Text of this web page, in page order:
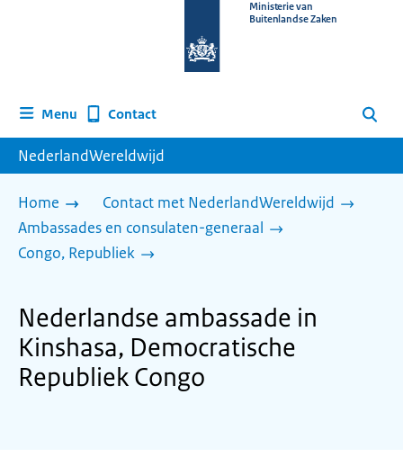
homepage
Ministerie van
Buitenlandse Zaken
Menu Contact Zoeken
NederlandWereldwijd
Home
Contact met NederlandWereldwijd
Ambassades en consulaten-generaal
Congo, Republiek
Nederlandse ambassade in
Kinshasa, Democratische
Republiek Congo